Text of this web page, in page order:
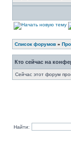
Список форумов »
Кто сейчас на
Сейчас этот форум
Найти: